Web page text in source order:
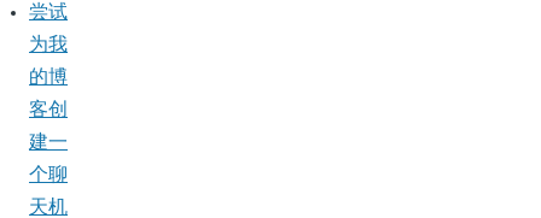
尝试
为我
的博
客创
建一
个聊
天机